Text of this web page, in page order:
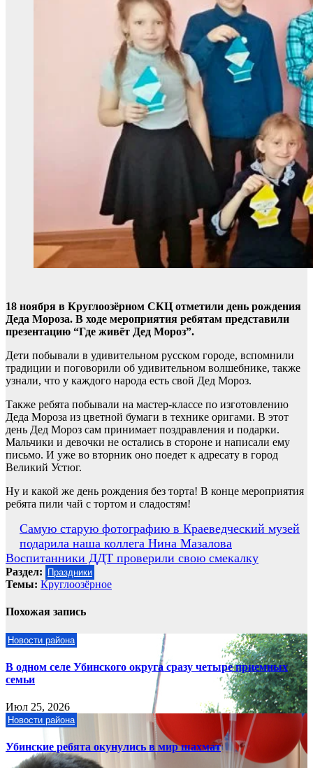
18 ноября в Круглоозёрном СКЦ отметили день рождения
Деда Мороза. В ходе мероприятия ребятам представили
презентацию “Где живёт Дед Мороз”.
Дети побывали в удивительном русском городе, вспомнили
традиции и поговорили об удивительном волшебнике, также
узнали, что у каждого народа есть свой Дед Мороз.
Также ребята побывали на мастер-классе по изготовлению
Деда Мороза из цветной бумаги в технике оригами. В этот
день Дед Мороз сам принимает поздравления и подарки.
Мальчики и девочки не остались в стороне и написали ему
письмо. И уже во вторник оно поедет к адресату в город
Великий Устюг.
Ну и какой же день рождения без торта! В конце мероприятия
ребята пили чай с тортом и сладостям!
Навигация
по
записям
Самую старую фотографию в Краеведческий музей
подарила наша коллега Нина Мазалова
Воспитанники ДДТ проверили свою смекалку
Раздел: Праздники
Темы: Круглоозёрное
Похожая запись
Новости района
В одном селе Убинского округа сразу четыре приемных
семьи
Июл 25, 2026
Новости района
Убинские ребята окунулись в мир шахмат